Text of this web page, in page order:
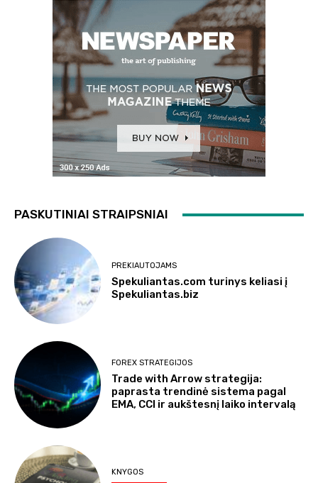
PASKUTINIAI STRAIPSNIAI
PREKIAUTOJAMS
Spekuliantas.com turinys keliasi į
Spekuliantas.biz
FOREX STRATEGIJOS
Trade with Arrow strategija:
paprasta trendinė sistema pagal
EMA, CCI ir aukštesnį laiko intervalą
KNYGOS